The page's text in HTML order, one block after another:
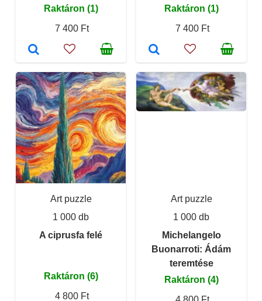
Raktáron (1)
7 400 Ft
Raktáron (1)
7 400 Ft
Art puzzle
1 000 db
A ciprusfa felé
Raktáron (6)
4 800 Ft
Art puzzle
1 000 db
Michelangelo
Buonarroti: Ádám
teremtése
Raktáron (4)